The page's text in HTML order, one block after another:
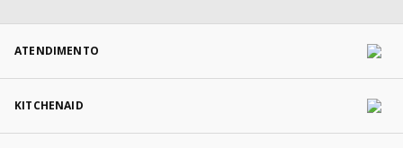
ATENDIMENTO
KITCHENAID